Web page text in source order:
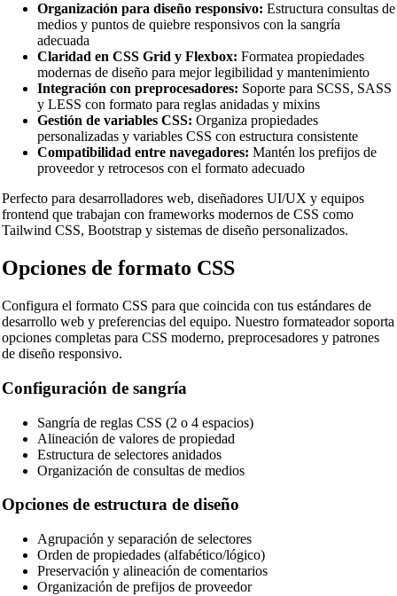
Organización para diseño responsivo: Estructura consultas de
medios y puntos de quiebre responsivos con la sangría
adecuada
Claridad en CSS Grid y Flexbox: Formatea propiedades
modernas de diseño para mejor legibilidad y mantenimiento
Integración con preprocesadores: Soporte para SCSS, SASS
y LESS con formato para reglas anidadas y mixins
Gestión de variables CSS: Organiza propiedades
personalizadas y variables CSS con estructura consistente
Compatibilidad entre navegadores: Mantén los prefijos de
proveedor y retrocesos con el formato adecuado
Perfecto para desarrolladores web, diseñadores UI/UX y equipos
frontend que trabajan con frameworks modernos de CSS como
Tailwind CSS, Bootstrap y sistemas de diseño personalizados.
Opciones de formato CSS
Configura el formato CSS para que coincida con tus estándares de
desarrollo web y preferencias del equipo. Nuestro formateador soporta
opciones completas para CSS moderno, preprocesadores y patrones
de diseño responsivo.
Configuración de sangría
Sangría de reglas CSS (2 o 4 espacios)
Alineación de valores de propiedad
Estructura de selectores anidados
Organización de consultas de medios
Opciones de estructura de diseño
Agrupación y separación de selectores
Orden de propiedades (alfabético/lógico)
Preservación y alineación de comentarios
Organización de prefijos de proveedor